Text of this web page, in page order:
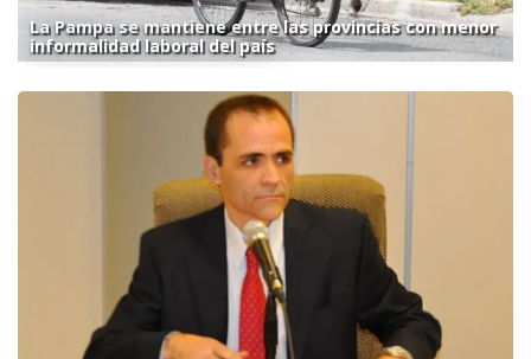
La Pampa se mantiene entre las provincias con menor
informalidad laboral del país